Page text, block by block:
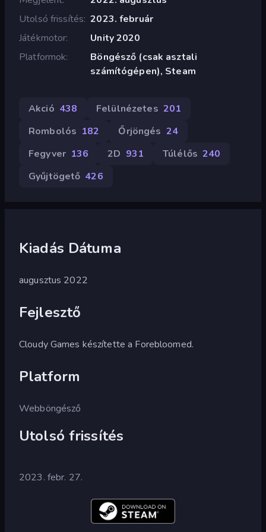
Utolsó frissítés 2023. február
Játékmotor
Unity 2020
Platformok
Böngésző (csak asztali
számítógépen), Steam
Akció 438 Felülnézetes 201
Rombolós 182 Őrjöngés 24
Fegyver 136 2D 931 Túlélős 240
Gyűjtögető 426
Kiadás Dátuma
augusztus 2022
Fejlesztő
Cloudy Games készítette a Forebloomed.
Platform
Webböngésző
Utolsó frissítés
2023. febr. 27.